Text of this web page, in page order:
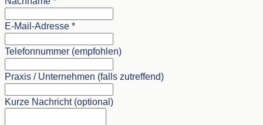
E-Mail-Adresse *
Telefonnummer (empfohlen)
Praxis / Unternehmen (falls zutreffend)
Kurze Nachricht (optional)